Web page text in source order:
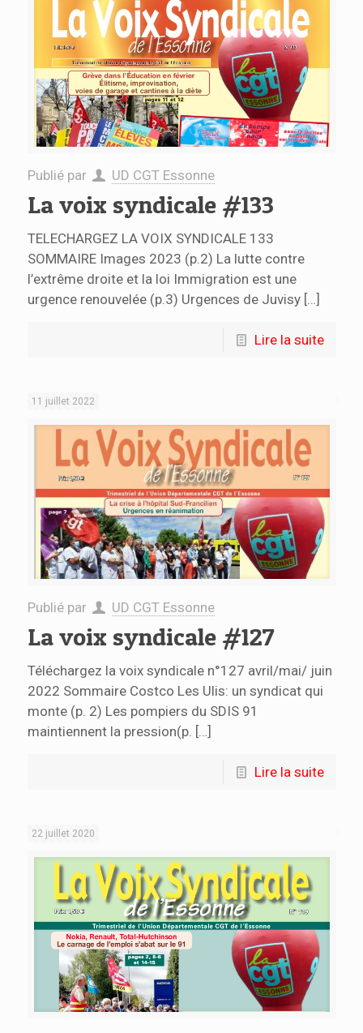
Publié par UD CGT Essonne
La voix syndicale #133
TELECHARGEZ LA VOIX SYNDICALE 133
SOMMAIRE Images 2023 (p.2) La lutte contre
l’extrême droite et la loi Immigration est une
urgence renouvelée (p.3) Urgences de Juvisy[…]
Lire la suite
11 juillet 2022
Publié par UD CGT Essonne
La voix syndicale #127
Téléchargez la voix syndicale n°127 avril/mai/ juin
2022 Sommaire Costco Les Ulis: un syndicat qui
monte (p. 2) Les pompiers du SDIS 91
maintiennent la pression(p. […]
Lire la suite
22 juillet 2020